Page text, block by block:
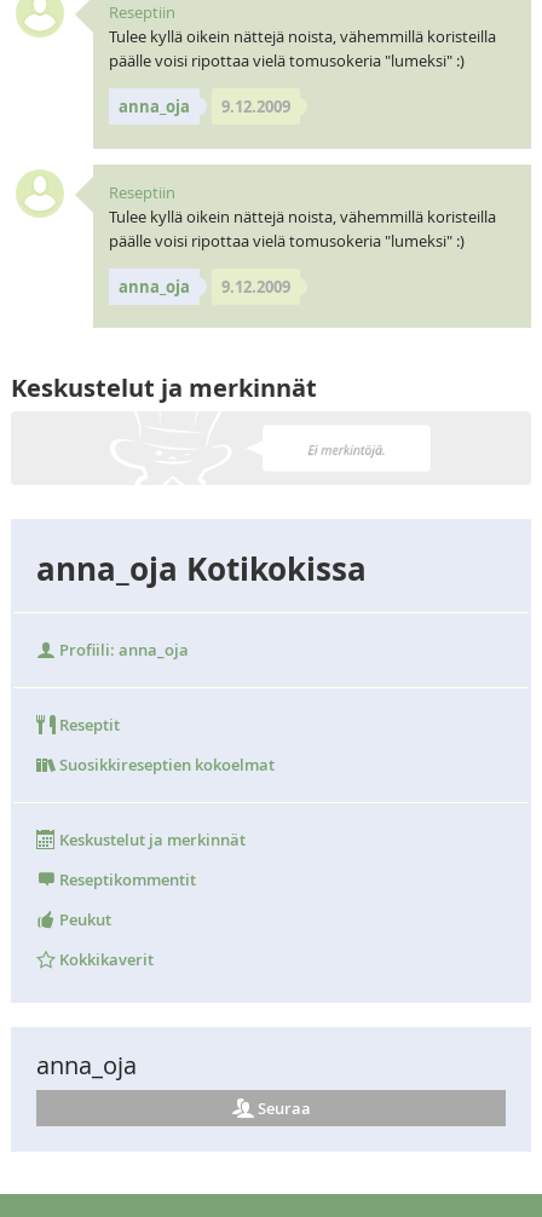
Reseptiin
Tulee kyllä oikein nättejä noista, vähemmillä koristeilla
päälle voisi ripottaa vielä tomusokeria "lumeksi" :)
anna_oja 9.12.2009
Reseptiin
Tulee kyllä oikein nättejä noista, vähemmillä koristeilla
päälle voisi ripottaa vielä tomusokeria "lumeksi" :)
anna_oja 9.12.2009
Keskustelut ja merkinnät
anna_oja Kotikokissa
Profiili: anna_oja
Reseptit
Suosikkireseptien kokoelmat
Keskustelut ja merkinnät
Reseptikommentit
Peukut
Kokkikaverit
anna_oja
Seuraa